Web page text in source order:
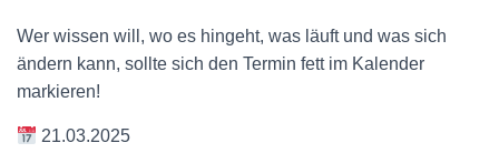
Wer wissen will, wo es hingeht, was läuft und was sich
ändern kann, sollte sich den Termin fett im Kalender
markieren!
21.03.2025